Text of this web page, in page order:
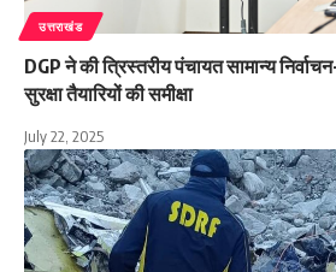
उत्तराखंड
DGP ने की त्रिस्तरीय पंचायत सामान्य
सुरक्षा तैयारियों की समीक्षा
July 22, 2025